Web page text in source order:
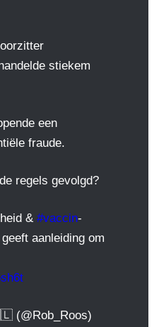
stiekem
een
fraude.
regels gevolgd?
& #vaccin-
aanleiding om
(@Rob_Roos)